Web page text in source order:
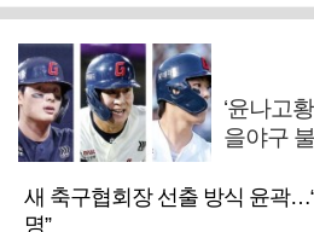
‘윤나고
을야구
새 축구협회장 선출 방식 윤곽
명”